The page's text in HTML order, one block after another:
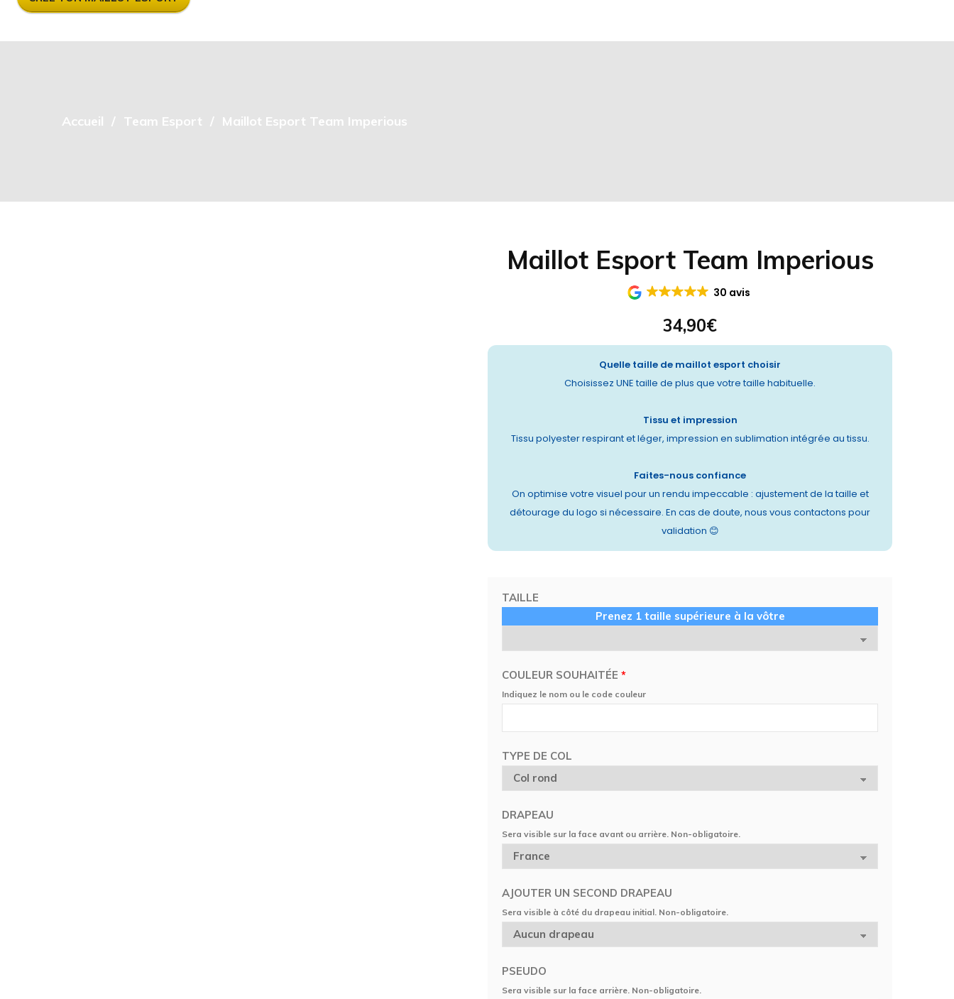
Accueil Team Esport Maillot Esport Team Imperious
Maillot Esport Team Imperious
30 avis
34,90€
Quelle taille de maillot esport choisir
Choisissez UNE taille de plus que votre taille habituelle.
Tissu et impression
Tissu polyester respirant et léger, impression en sublimation intégrée au tissu.
Faites-nous confiance
On optimise votre visuel pour un rendu impeccable : ajustement de la taille et
détourage du logo si nécessaire. En cas de doute, nous vous contactons pour
validation 😊
TAILLE
Prenez 1 taille supérieure à la vôtre
COULEUR SOUHAITÉE *
Indiquez le nom ou le code couleur
TYPE DE COL
DRAPEAU
Sera visible sur la face avant ou arrière. Non-obligatoire.
AJOUTER UN SECOND DRAPEAU
Sera visible à côté du drapeau initial. Non-obligatoire.
PSEUDO
Sera visible sur la face arrière. Non-obligatoire.